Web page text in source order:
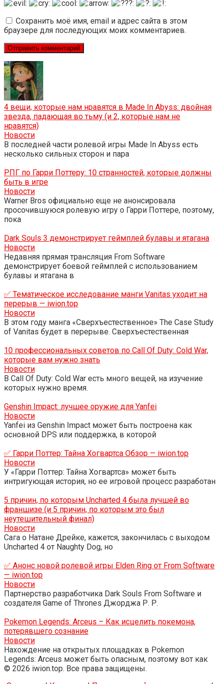
Сохранить моё имя, email и адрес сайта в этом
браузере для последующих моих комментариев.
4 вещи, которые нам нравятся в Made In Abyss: двойная
звезда, падающая во тьму (и 2, которые нам не
нравятся)
Новости
В последней части ролевой игры Made In Abyss есть
несколько сильных сторон и пара
РПГ по Гарри Поттеру: 10 странностей, которые должны
быть в игре
Новости
Warner Bros официально еще не анонсировала
просочившуюся ролевую игру о Гарри Поттере, поэтому,
пока
Dark Souls 3 демонстрирует геймплей булавы и ятагана
Новости
Недавняя прямая трансляция From Software
демонстрирует боевой геймплей с использованием
булавы и ятагана в
✅ Тематическое исследование манги Vanitas уходит на
перерыв — iwion.top
Новости
В этом году манга «Сверхъестественное» The Case Study
of Vanitas будет в перерыве. Сверхъестественная
10 профессиональных советов по Call Of Duty: Cold War,
которые вам нужно знать
Новости
В Call Of Duty: Cold War есть много вещей, на изучение
которых нужно время.
Genshin Impact: лучшее оружие для Yanfei
Новости
Yanfei из Genshin Impact может быть построена как
основной DPS или поддержка, в которой
✅ Гарри Поттер: Тайна Хогвартса Обзор — iwion.top
Новости
У «Гарри Поттер: Тайна Хогвартса» может быть
интригующая история, но ее игровой процесс разработан
5 причин, по которым Uncharted 4 была лучшей во
франшизе (и 5 причин, по которым это был
неутешительный финал)
Новости
Сага о Натане Дрейке, кажется, закончилась с выходом
Uncharted 4 от Naughty Dog, но
✅ Анонс новой ролевой игры Elden Ring от From Software
— iwion.top
Новости
Партнерство разработчика Dark Souls From Software и
создателя Game of Thrones Джорджа Р. Р.
Pokemon Legends: Arceus – Как исцелить покемона,
потерявшего сознание
Новости
Нахождение на открытых площадках в Pokemon
Legends: Arceus может быть опасным, поэтому вот как
© 2026 iwion.top. Все права защищены.